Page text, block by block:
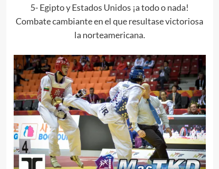
5- Egipto y Estados Unidos ¡a todo o nada!
Combate cambiante en el que resultase victoriosa
la norteamericana.